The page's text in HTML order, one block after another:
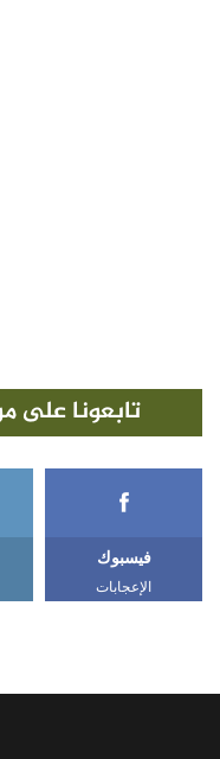
تابعونا على
فيسبوك
الإعجابات